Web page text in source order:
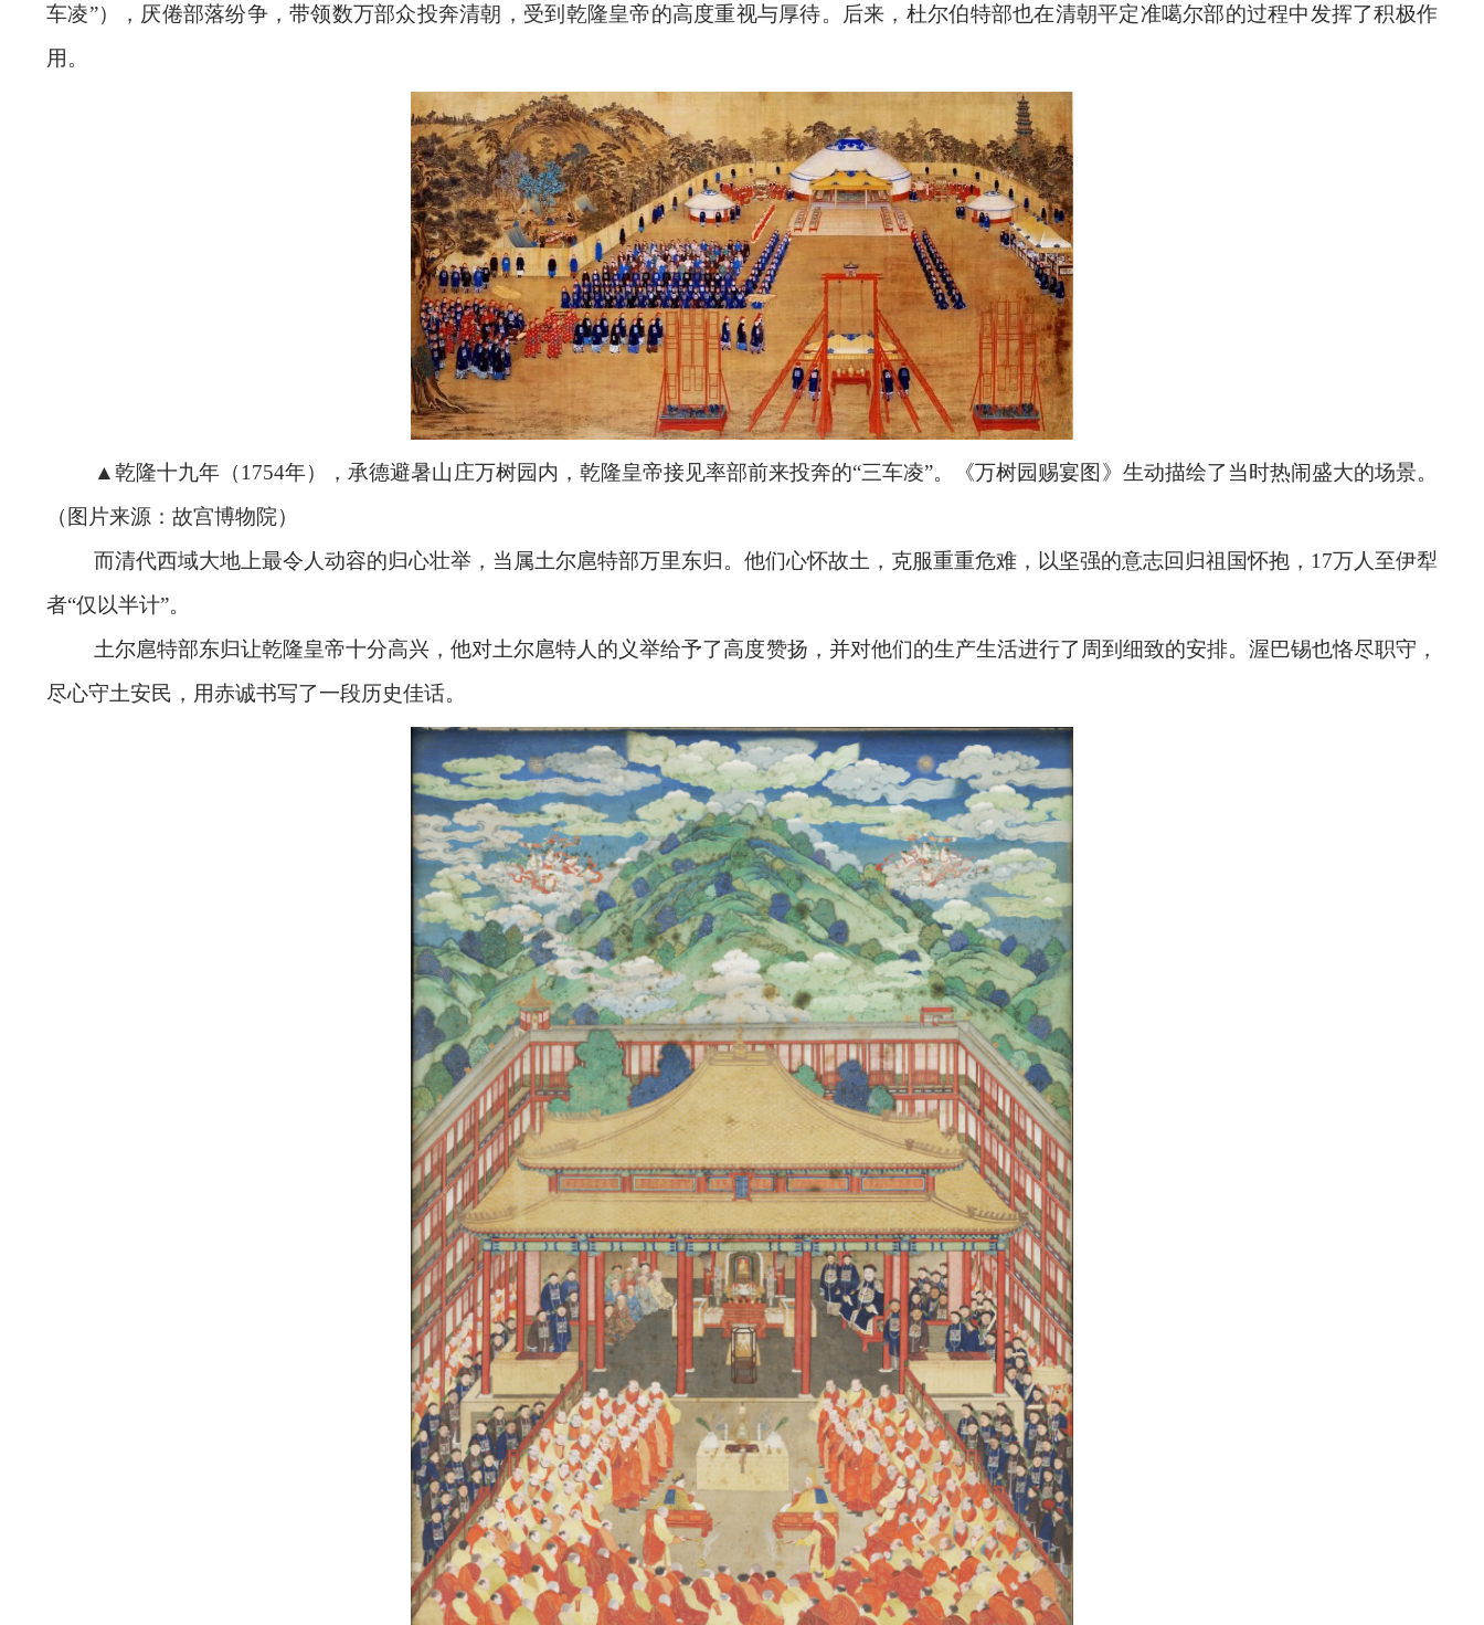
车凌”），厌倦部落纷争，带领数万部众投奔清朝，受到乾隆皇帝的高度重视与厚待。后来，杜尔伯特部也在清朝平定准噶尔部的过程中发挥了积极作
用。
▲乾隆十九年（1754年），承德避暑山庄万树园内，乾隆皇帝接见率部前来投奔的“三车凌”。《万树园赐宴图》生动描绘了当时热闹盛大的场景。
（图片来源：故宫博物院）
而清代西域大地上最令人动容的归心壮举，当属土尔扈特部万里东归。他们心怀故土，克服重重危难，以坚强的意志回归祖国怀抱，17万人至伊犁
者“仅以半计”。
土尔扈特部东归让乾隆皇帝十分高兴，他对土尔扈特人的义举给予了高度赞扬，并对他们的生产生活进行了周到细致的安排。渥巴锡也恪尽职守，
尽心守土安民，用赤诚书写了一段历史佳话。